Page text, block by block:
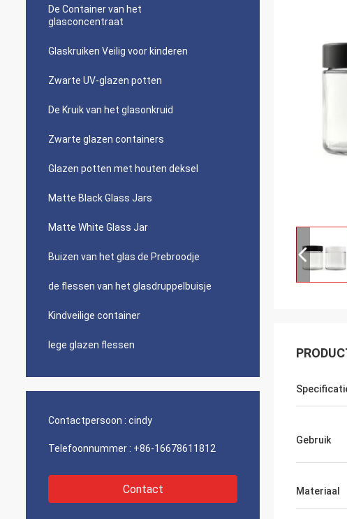
De Container van het
glasconcentraat
Glaskruiken Veilig voor kinderen
Zwarte UV-glazen potten
De Kruik van het glasonkruid
Zwarte glazen containers
Glazen potten met houten deksel
Matte Black Glass Jars
Matte White Glass Jar
Buizen van het glas de Prebroodje
de flessen van het glasdruppelbuisje
Kindveilige container
lege glazen flessen
Contactpersoon : cindy
Telefoonnummer : +86-16678611812
Contact
Gebruik
Materiaal